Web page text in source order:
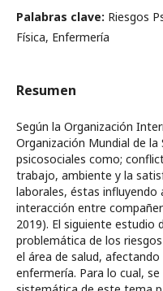
Palabras clave: Riesgos
Física, Enfermería
Resumen
Según la Organización
Organización Mundial de
psicosociales como;
trabajo, ambiente y la
laborales, éstas influyendo
interacción entre
2019). El siguiente estudio
problemática de los
el área de salud,
enfermería. Para lo cual,